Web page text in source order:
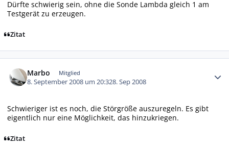
Dürfte schwierig sein, ohne die Sonde Lambda gleich 1 am
Testgerät zu erzeugen.
Zitat
Marbo Mitglied
8. September 2008 um 20:328. Sep 2008
Schwieriger ist es noch, die Störgröße auszuregeln. Es gibt
eigentlich nur eine Möglichkeit, das hinzukriegen.
Zitat